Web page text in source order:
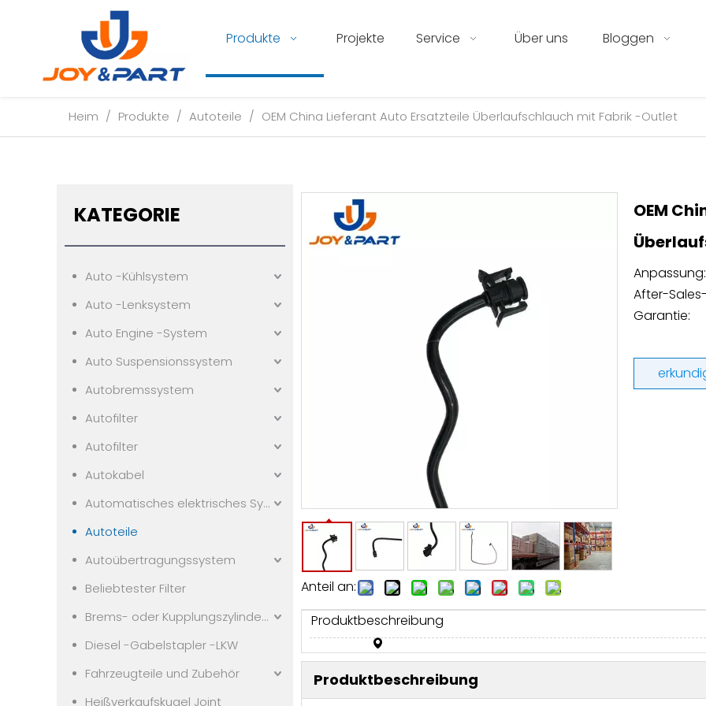
Produkte Projekte Service Über uns Bloggen
Heim / Produkte / Autoteile / OEM China Lieferant Auto Ersatzteile Überlaufschlauch mit Fabrik -Outlet
KATEGORIE
Auto -Kühlsystem
Auto -Lenksystem
Auto Engine -System
Auto Suspensionssystem
Autobremssystem
Autofilter
Autofilter
Autokabel
Automatisches elektrisches System
Autoteile
Autoübertragungssystem
Beliebtester Filter
Brems- oder Kupplungszylindern
Diesel -Gabelstapler -LKW
Fahrzeugteile und Zubehör
Heißverkaufskugel Joint
Anteil an:
OEM
Anpassung:
After-
Garantie:
Produktbeschreibung
Produktbeschreibung